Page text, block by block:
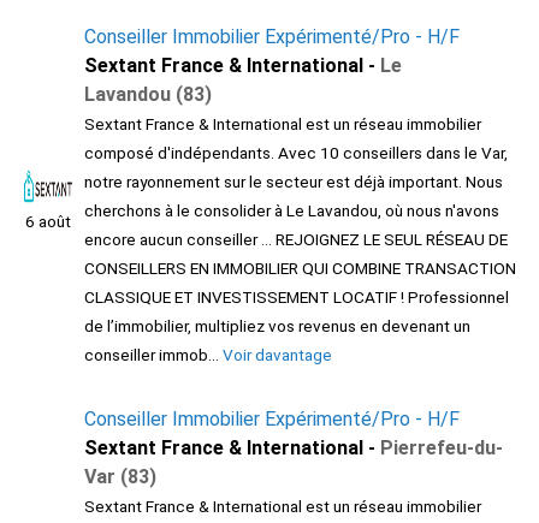
6 août
Conseiller Immobilier Expérimenté/Pro - H/F
Sextant France & International - Le
Lavandou (83)
Sextant France & International est un réseau immobilier
composé d'indépendants. Avec 10 conseillers dans le Var,
notre rayonnement sur le secteur est déjà important. Nous
cherchons à le consolider à Le Lavandou, où nous n'avons
encore aucun conseiller ... REJOIGNEZ LE SEUL RÉSEAU DE
CONSEILLERS EN IMMOBILIER QUI COMBINE TRANSACTION
CLASSIQUE ET INVESTISSEMENT LOCATIF ! Professionnel
de l’immobilier, multipliez vos revenus en devenant un
conseiller immob... Voir davantage
Conseiller Immobilier Expérimenté/Pro - H/F
Sextant France & International - Pierrefeu-du-
Var (83)
Sextant France & International est un réseau immobilier